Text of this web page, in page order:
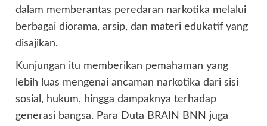
dalam memberantas peredaran narkotika melalui
berbagai diorama, arsip, dan materi edukatif yang
disajikan.
Kunjungan itu memberikan pemahaman yang
lebih luas mengenai ancaman narkotika dari sisi
sosial, hukum, hingga dampaknya terhadap
generasi bangsa. Para Duta BRAIN BNN juga